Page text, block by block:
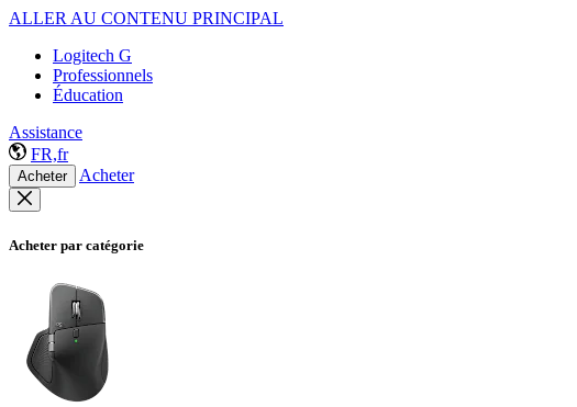
ALLER AU CONTENU PRINCIPAL
Logitech G
Professionnels
Éducation
Assistance
FR,fr
Acheter Acheter
Acheter par catégorie